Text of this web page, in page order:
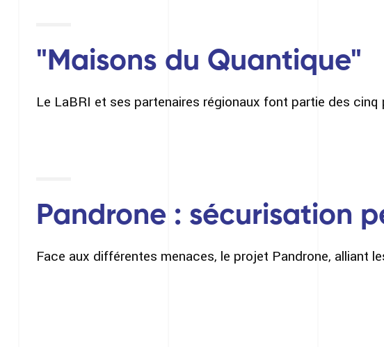
"Maisons du Quantique"
Le LaBRI et ses partenaires régionaux font partie des
Pandrone : sécurisation
Face aux différentes menaces, le projet Pandrone, alliant